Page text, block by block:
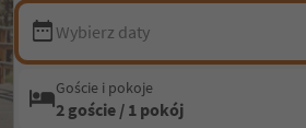
Wybierz daty
Goście i pokoje
2 goście / 1 pokój